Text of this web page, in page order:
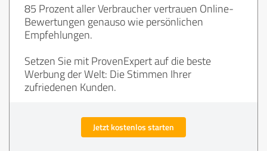
85 Prozent aller Verbraucher vertrauen Online-
Bewertungen genauso wie persönlichen
Empfehlungen.
Setzen Sie mit ProvenExpert auf die beste
Werbung der Welt: Die Stimmen Ihrer
zufriedenen Kunden.
Jetzt kostenlos starten